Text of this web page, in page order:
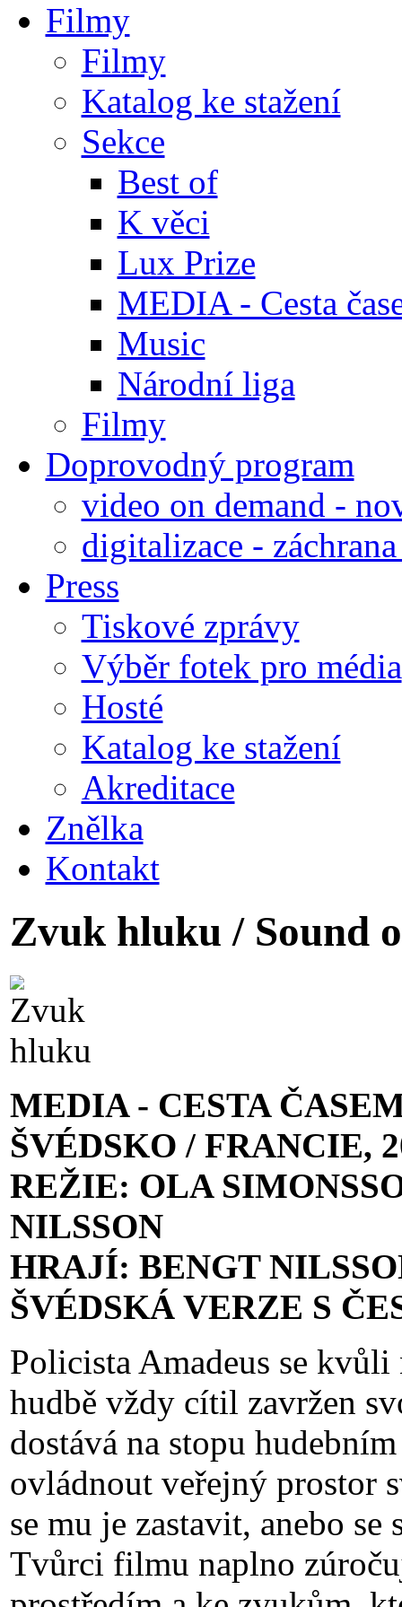
Filmy
Filmy
Katalog ke stažení
Sekce
Best of
K věci
Lux Prize
MEDIA - Cesta
Music
Národní liga
Filmy
Doprovodný program
video on demand -
digitalizace -
Press
Tiskové zprávy
Výběr fotek pro média
Hosté
Katalog ke stažení
Akreditace
Znělka
Kontakt
Zvuk hluku / Sound
MEDIA - CESTA
ŠVÉDSKO / FRANCIE,
REŽIE: OLA
NILSSON
HRAJÍ: BENGT
ŠVÉDSKÁ VERZE S
Policista Amadeus se
hudbě vždy cítil zavržen
dostává na stopu
ovládnout veřejný prostor
se mu je zastavit, anebo
Tvůrci filmu naplno